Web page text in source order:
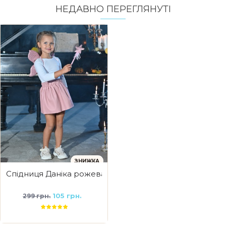
НЕДАВНО ПЕРЕГЛЯНУТI
ЗНИЖКА
Спідниця Даніка рожева
299 грн. 105 грн.